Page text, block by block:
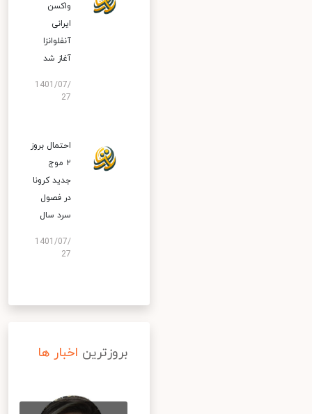
واکسن
ایرانی
آنفلوانزا
آغاز شد
1401/07/
27
احتمال بروز
۲ موج
جدید کرونا
در فصول
سرد سال
1401/07/
27
بروزترین اخبار ها